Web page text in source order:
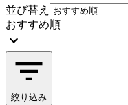
並び替え
おすすめ順
絞り込み